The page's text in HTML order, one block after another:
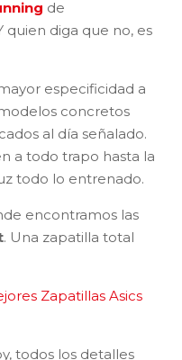
de
quien diga que no, es
especificidad a
concretos
al día señalado.
a todo trapo hasta la
todo lo entrenado.
encontramos las
. Una zapatilla total
Zapatillas Asics
todos los detalles